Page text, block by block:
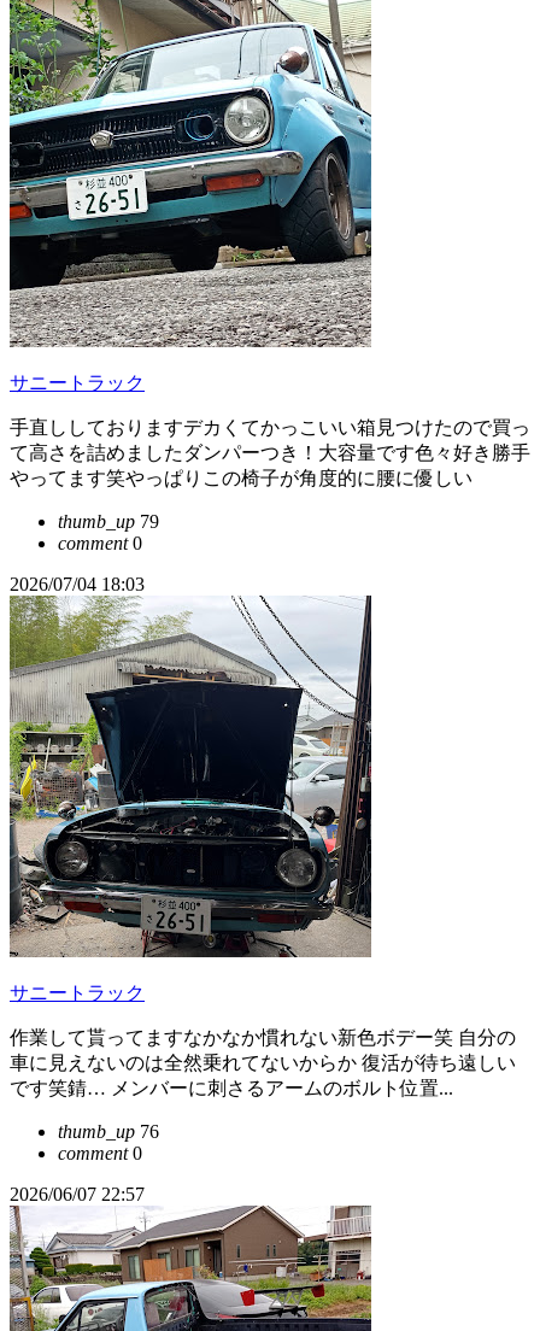
サニートラック
手直ししておりますデカくてかっこいい箱見つけたので買っ
て高さを詰めましたダンパーつき！大容量です色々好き勝手
やってます笑やっぱりこの椅子が角度的に腰に優しい
thumb_up 79
comment0
2026/07/04 18:03
サニートラック
作業して貰ってますなかなか慣れない新色ボデー笑 自分の
車に見えないのは全然乗れてないからか 復活が待ち遠しい
です笑錆… メンバーに刺さるアームのボルト位置...
thumb_up 76
comment0
2026/06/07 22:57